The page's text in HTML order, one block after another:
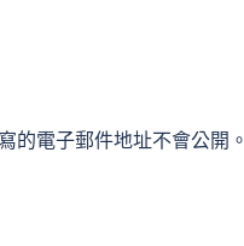
的電子郵件地址不會公開。